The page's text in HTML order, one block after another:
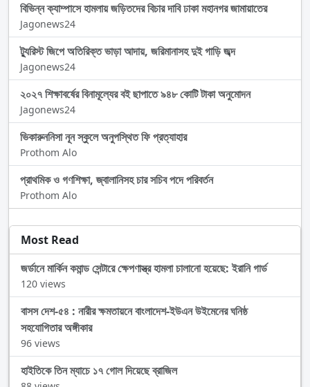
বিভিন্ন ক্যাম্পাসে হামলায় জড়িতদের বিচার দাবি ঢাকা মহানগর জামায়াতের
Jagonews24
ট্যুরিস্ট জিপে অতিরিক্ত ভাড়া আদায়, জরিমানাসহ দুই গাড়ি জব্দ
Jagonews24
২০২৭ শিক্ষাবর্ষের বিনামূল্যের বই ছাপাতে ৯৪৮ কোটি টাকা অনুমোদন
Jagonews24
ভিকারুননিসা নূন স্কুলে অনুপস্থিত ফি প্রত্যাহার
Prothom Alo
প্রাথমিক ও গণশিক্ষা, জ্বালানিসহ চার সচিব পদে পরিবর্তন
Prothom Alo
Most Read
জর্ডানে মার্কিন কমান্ড সেন্টারে ক্ষেপণাস্ত্র হামলা চালানো হয়েছে: ইরানি গার্ড
120 views
বাসস দেশ-৫৪ : নারীর ক্ষমতায়নে বাংলাদেশ-ইউএন উইমেনের ঘনিষ্ঠ
সহযোগিতার অঙ্গীকার
96 views
হাইতিকে তিন ম্যাচে ১৭ গোল দিয়েছে ব্রাজিল